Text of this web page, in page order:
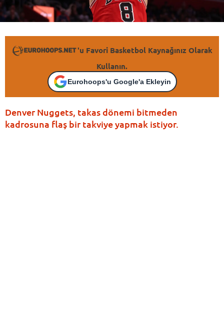
'u Favori Basketbol Kaynağınız Olarak
Kullanın.
Eurohoops'u Google'a Ekleyin
Denver Nuggets, takas dönemi bitmeden
kadrosuna flaş bir takviye yapmak istiyor.